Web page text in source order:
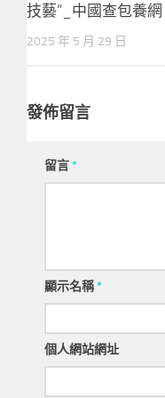
技藝”_中國查包養網
2025 年 5 月 29 日
發佈留言
留言*
顯示名稱*
個人網站網址